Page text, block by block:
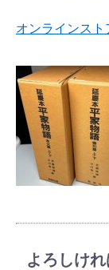
オンラインスト
よろしけ